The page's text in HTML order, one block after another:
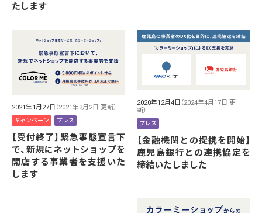
たします
2021年1月27日 （2021年3月2日 更新）
キャンペーン プレス
【受付終了】緊急事態宣言下
で、新規にネットショップを
開店する事業者を支援いた
します
2020年12月4日 （2024年4月17日 更
新）
プレス
【金融機関との提携を開始】
鹿児島銀行との連携協定を
締結いたしました